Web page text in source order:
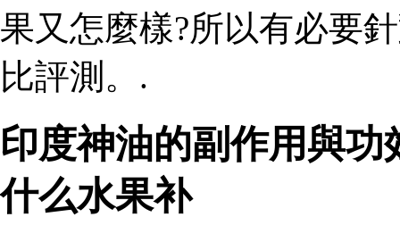
果又怎麼樣?所以有必要
比評測。.
印度神油的副作用與
什么水果补